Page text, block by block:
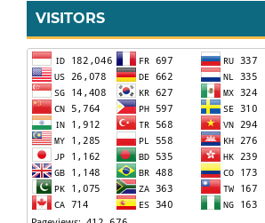
VISITORS